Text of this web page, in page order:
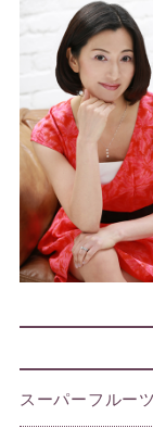
スーパーフルー